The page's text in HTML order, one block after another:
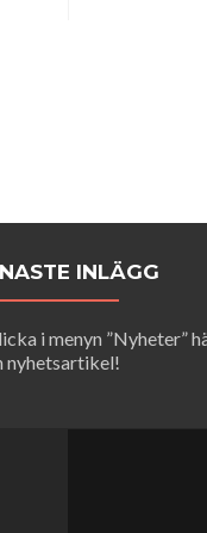
INLÄGG
i menyn ”Nyheter”
nyhetsartikel!